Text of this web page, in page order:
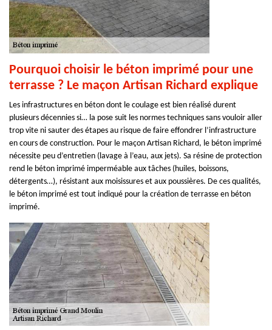
Pourquoi choisir le béton imprimé pour une
terrasse ? Le maçon Artisan Richard explique
Les infrastructures en béton dont le coulage est bien réalisé durent
plusieurs décennies si… la pose suit les normes techniques sans vouloir aller
trop vite ni sauter des étapes au risque de faire effondrer l’infrastructure
en cours de construction. Pour le maçon Artisan Richard, le béton imprimé
nécessite peu d’entretien (lavage à l’eau, aux jets). Sa résine de protection
rend le béton imprimé imperméable aux tâches (huiles, boissons,
détergents…), résistant aux moisissures et aux poussières. De ces qualités,
le béton imprimé est tout indiqué pour la création de terrasse en béton
imprimé.